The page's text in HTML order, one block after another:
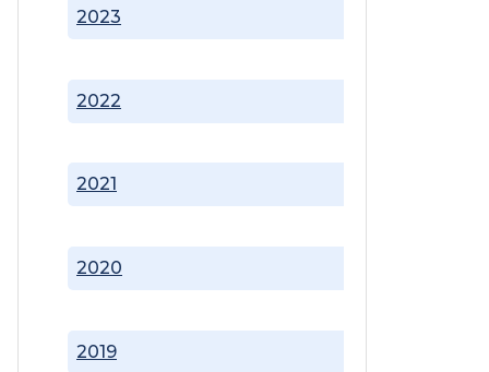
2019
2020
2021
2022
2023